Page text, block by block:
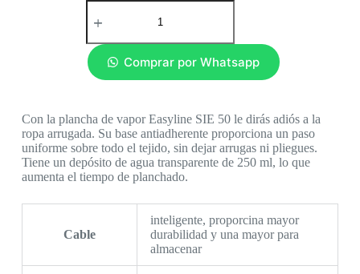
Comprar por Whatsapp
Con la plancha de vapor Easyline SIE 50 le dirás adiós a la
ropa arrugada. Su base antiadherente proporciona un paso
uniforme sobre todo el tejido, sin dejar arrugas ni pliegues.
Tiene un depósito de agua transparente de 250 ml, lo que
aumenta el tiempo de planchado.
Cable
inteligente, proporcina mayor
durabilidad y una mayor para
almacenar